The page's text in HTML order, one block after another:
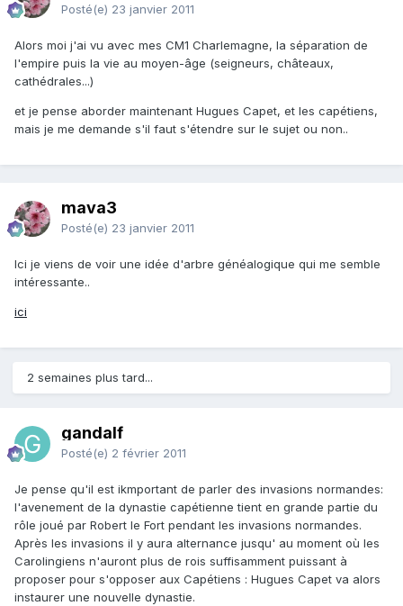
Posté(e) 23 janvier 2011
Alors moi j'ai vu avec mes CM1 Charlemagne, la séparation de
l'empire puis la vie au moyen-âge (seigneurs, châteaux,
cathédrales...)
et je pense aborder maintenant Hugues Capet, et les capétiens,
mais je me demande s'il faut s'étendre sur le sujet ou non..
mava3
Posté(e) 23 janvier 2011
Ici je viens de voir une idée d'arbre généalogique qui me semble
intéressante..
ici
2 semaines plus tard...
gandalf
Posté(e) 2 février 2011
Je pense qu'il est ikmportant de parler des invasions normandes:
l'avenement de la dynastie capétienne tient en grande partie du
rôle joué par Robert le Fort pendant les invasions normandes.
Après les invasions il y aura alternance jusqu' au moment où les
Carolingiens n'auront plus de rois suffisamment puissant à
proposer pour s'opposer aux Capétiens : Hugues Capet va alors
instaurer une nouvelle dynastie.